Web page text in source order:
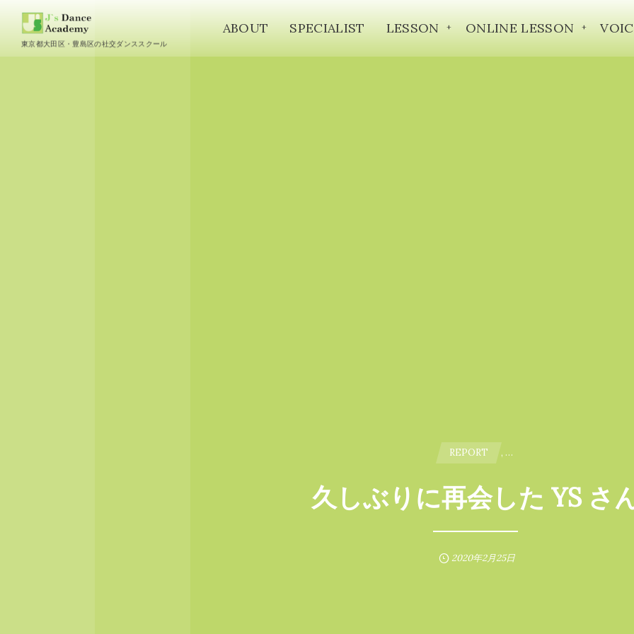
東京都大田区・豊島区の社交ダンススクール
ABOUT SPECIALIST LESSON ONLINE LESSON
REPORT , …
久しぶりに再会した YS さ
2020年2月25日